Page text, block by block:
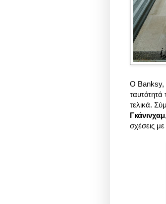
Ο Banksy,
ταυτότητά
τελικά.
Γκάνινχαμ
σχέσεις